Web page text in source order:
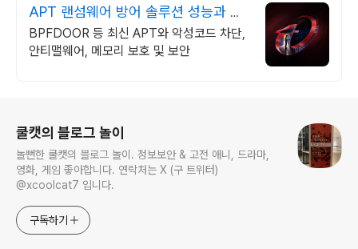
APT 랜섬웨어 방어 솔루션 성능과 안
정성이 검증된 벤더
BPFDOOR 등 최신 APT와 악성코드 차단,
안티맬웨어, 메모리 보호 및 보안
쿨캣의 블로그 놀이
놀뻔한 쿨캣의 블로그 놀이. 정보보안 & 고전 애니, 드라마,
영화, 게임 좋아합니다. 연락처는 X (구 트위터)
@xcoolcat7 입니다.
구독하기